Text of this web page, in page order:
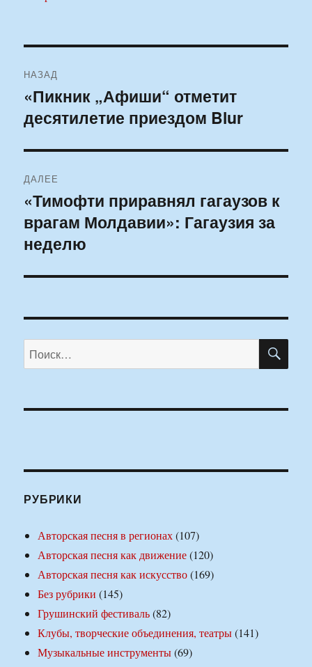
по
записям
НАЗАД
Предыдущая
запись:
«Пикник „Афиши“ отметит
десятилетие приездом Blur
ДАЛЕЕ
Следующая
запись:
«Тимофти приравнял гагаузов к
врагам Молдавии»: Гагаузия за
неделю
Искать:
РУБРИКИ
Авторская песня в регионах(107)
Авторская песня как движение(120)
Авторская песня как искусство(169)
Без рубрики (145)
Грушинский фестиваль(82)
Клубы, творческие объединения, театры(141)
Музыкальные инструменты(69)